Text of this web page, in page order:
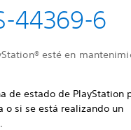
44369-6
esté en
de estado de PlayStation
o si se está realizando un